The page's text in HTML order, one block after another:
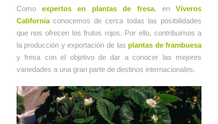
Como expertos en plantas de fresa, enViveros
Californiaconocemos de cerca todas las posibilidades
que nos ofrecen los frutos rojos. Por ello, contribuimos a
la producción y exportación de las plantas de frambuesa
y fresa con el objetivo de dar a conocer las mejores
variedades a una gran parte de destinos internacionales.